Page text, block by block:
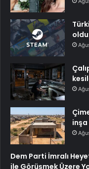
Dem Parti İmralı
ile Görüşmek Üzere